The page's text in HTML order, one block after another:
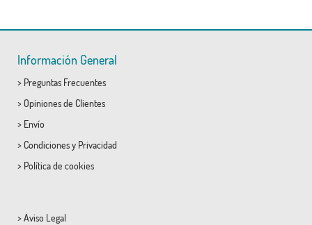
Información General
> Preguntas Frecuentes
> Opiniones de Clientes
> Envío
> Condicionesy Privacidad
> Política de cookies
> Aviso Legal